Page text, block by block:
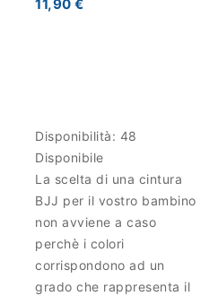
11,90 €
Disponibilità: 48
Disponibile
La scelta di una cintura
BJJ per il vostro bambino
non avviene a caso
perchè i colori
corrispondono ad un
grado che rappresenta il